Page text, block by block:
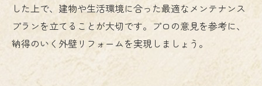
した上で、建物や生活環境に合った最適なメンテナンス
プランを立てることが大切です。プロの意見を参考に、
納得のいく外壁リフォームを実現しましょう。